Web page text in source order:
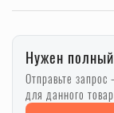
Нужен
Отправьте
для данного